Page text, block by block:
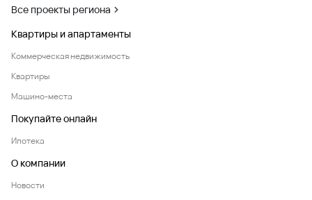
Все проекты региона
Квартиры и апартаменты
Коммерческая недвижимость
Квартиры
Машино-места
Покупайте онлайн
Ипотека
О компании
Новости